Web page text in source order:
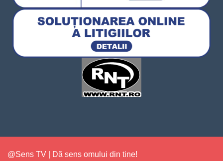
@Sens TV | Dă sens omului din tine!